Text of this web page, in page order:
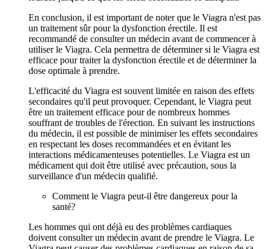
En conclusion, il est important de noter que le Viagra n'est pas
un traitement sûr pour la dysfonction érectile. Il est
recommandé de consulter un médecin avant de commencer à
utiliser le Viagra. Cela permettra de déterminer si le Viagra est
efficace pour traiter la dysfonction érectile et de déterminer la
dose optimale à prendre.
L'efficacité du Viagra est souvent limitée en raison des effets
secondaires qu'il peut provoquer. Cependant, le Viagra peut
être un traitement efficace pour de nombreux hommes
souffrant de troubles de l'érection. En suivant les instructions
du médecin, il est possible de minimiser les effets secondaires
en respectant les doses recommandées et en évitant les
interactions médicamenteuses potentielles. Le Viagra est un
médicament qui doit être utilisé avec précaution, sous la
surveillance d'un médecin qualifié.
Comment le Viagra peut-il être dangereux pour la
santé?
Les hommes qui ont déjà eu des problèmes cardiaques
doivent consulter un médecin avant de prendre le Viagra. Le